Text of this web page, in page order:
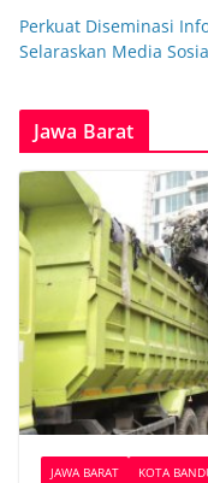
Perkuat Diseminasi
Selaraskan Media
Jawa Barat
JAWA BARAT KOTA